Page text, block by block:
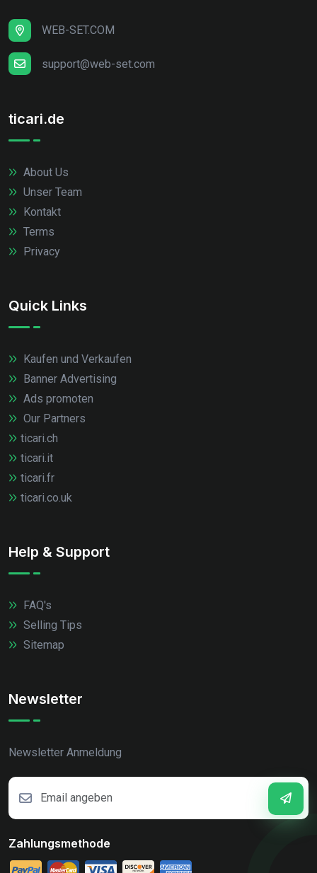
WEB-SET.COM
support@web-set.com
ticari.de
About Us
Unser Team
Kontakt
Terms
Privacy
Quick Links
Kaufen und Verkaufen
Banner Advertising
Ads promoten
Our Partners
ticari.ch
ticari.it
ticari.fr
ticari.co.uk
Help & Support
FAQ's
Selling Tips
Sitemap
Newsletter
Newsletter Anmeldung
Zahlungsmethode